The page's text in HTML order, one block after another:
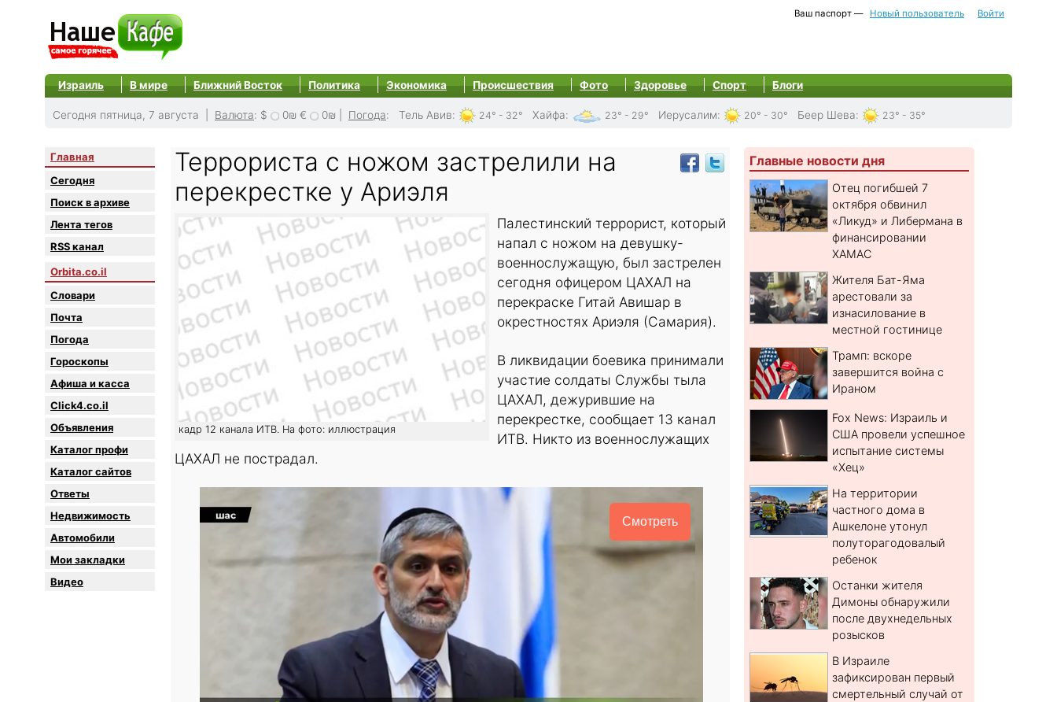
Ваш паспорт — Новый пользователь Войти
Израиль В мире Ближний Восток Политика Экономика Происшествия Фото Здоровье Спорт Блоги
Сегодня пятница, 7 августа | Валюта: $ 0₪ € 0₪ Погода: Тель Авив: 24° - 32° Хайфа: 23° - 29° Иерусалим: 20° - 30° Беер Шева: 23° - 35°
Главная
Сегодня
Поиск в архиве
Лента тегов
RSS канал
Orbita.co.il
Словари
Почта
Погода
Гороскопы
Афиша и касса
Click4.co.il
Объявления
Каталог профи
Каталог сайтов
Oтветы
Недвижимость
Автомобили
Мои закладки
Видео
Террориста с ножом застрелили на
перекрестке у Ариэля
кадр 12 канала ИТВ. На фото: иллюстрация
Палестинский террорист, который
напал с ножом на девушку-
военнослужащую, был застрелен
сегодня офицером ЦАХАЛ на
перекраске Гитай Авишар в
окрестностях Ариэля (Самария).
В ликвидации боевика принимали
участие солдаты Службы тыла
ЦАХАЛ, дежурившие на
перекрестке, сообщает 13 канал
ИТВ. Никто из военнослужащих
ЦАХАЛ не пострадал.
Смотреть
Главные новости дня
Отец погибшей 7
октября обвинил
«Ликуд» и Либермана в
финансировании
ХАМАС
Жителя Бат-Яма
арестовали за
изнасилование в
местной гостинице
Трамп: вскоре
завершится война с
Ираном
Fox News: Израиль и
США провели успешное
испытание системы
«Хец»
На территории
частного дома в
Ашкелоне утонул
полуторагодовалый
ребенок
Останки жителя
Димоны обнаружили
после двухнедельных
розысков
В Израиле
зафиксирован первый
смертельный случай от